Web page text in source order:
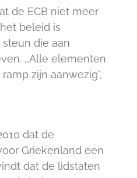
de ECB niet meer
beleid is
die aan
,,Alle elementen
zijn aanwezig",
dat de
Griekenland een
dat de lidstaten